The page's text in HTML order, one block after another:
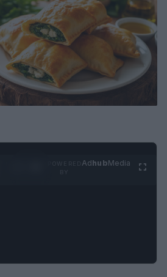
AdhubMedia